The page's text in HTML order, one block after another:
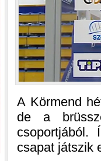
A Körmend
de a
csoportjából.
csapat játszik